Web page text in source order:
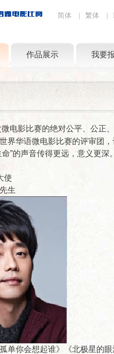
简体 繁体
作品展示 我要
电影比赛的绝对公平、公正
界华语微电影比赛的评审团
”的声音传得更远，意义更深。
使
生
单你会想起谁》《北极星的眼